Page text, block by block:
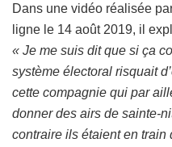
Dans une vidéo réalisée
ligne le 14 août 2019, il
« Je me suis dit que si ça
système électoral risquait
cette compagnie qui par
donner des airs de sainte-
contraire ils étaient en train